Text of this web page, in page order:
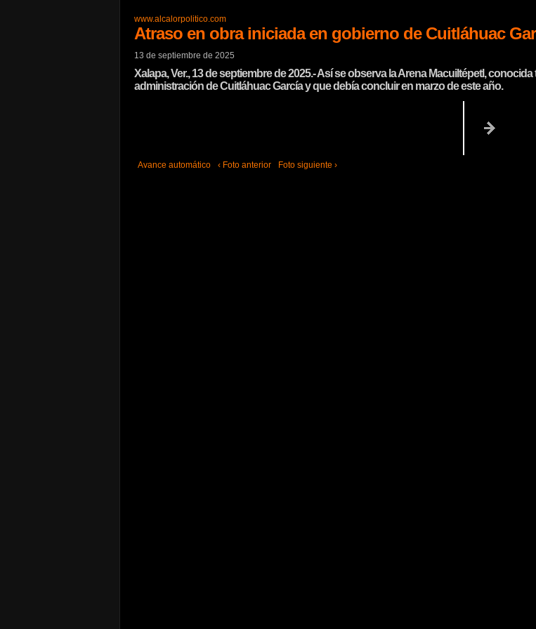
www.alcalorpolitico.com
Atraso en obra iniciada en gobierno de Cuitláhuac
13 de septiembre de 2025
Xalapa, Ver., 13 de septiembre de 2025.- Así se observa la Arena Macuiltépetl,
administración de Cuitláhuac García y que debía concluir en marzo de este año.
Avance automático ‹ Foto anterior
Foto siguiente ›